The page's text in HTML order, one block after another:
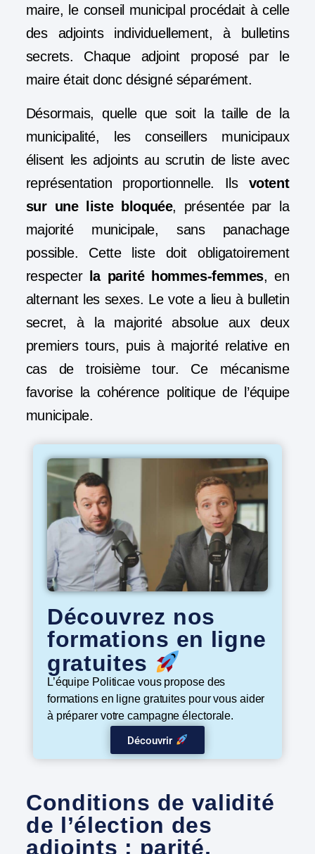
maire, le conseil municipal procédait à celle
des adjoints individuellement, à bulletins
secrets. Chaque adjoint proposé par le
maire était donc désigné séparément.
Désormais, quelle que soit la taille de la
municipalité, les conseillers municipaux
élisent les adjointsau scrutin de liste avec
représentation proportionnelle. Ils votent
sur une liste bloquée, présentée par la
majorité municipale, sans panachage
possible. Cette liste doit obligatoirement
respecter la parité hommes-femmes, en
alternant les sexes. Le vote a lieu à bulletin
secret, à la majorité absolue aux deux
premiers tours, puis à majorité relative en
cas de troisième tour. Ce mécanisme
favorise la cohérence politique de l’équipe
municipale.
Découvrez nos
formations en ligne
gratuites
L’équipe Politicae vous propose des
formations en ligne gratuites pour vous aider
à préparer votre campagne électorale.
Découvrir
Conditions de validité
de l’élection des
adjoints : parité,